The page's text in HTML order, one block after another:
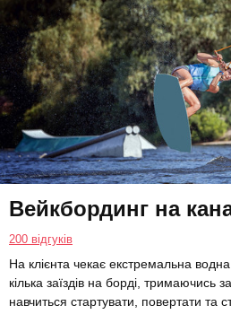
Вейкбординг на
200 відгуків
На клієнта чекає екстремальна
кілька заїздів на борді, тримаючись
навчиться стартувати, повертати та